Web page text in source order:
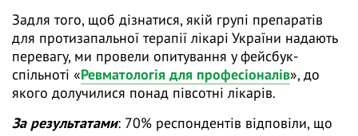
Задля того, щоб дізнатися, якій групі препаратів
для протизапальної терапії лікарі України надають
перевагу, ми провели опитування у фейсбук-
спільноті «Ревматологія для професіоналів», до
якого долучилися понад півсотні лікарів.
За результатами: 70% респондентів відповіли, що